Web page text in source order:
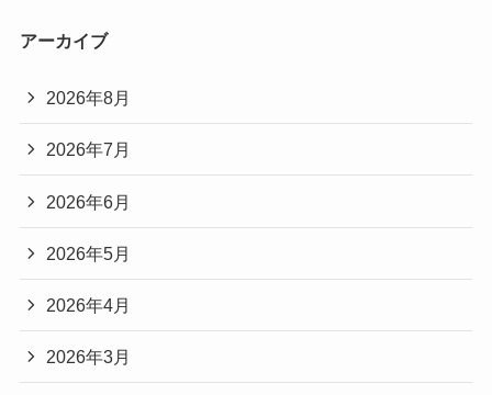
アーカイブ
2026年8月
2026年7月
2026年6月
2026年5月
2026年4月
2026年3月